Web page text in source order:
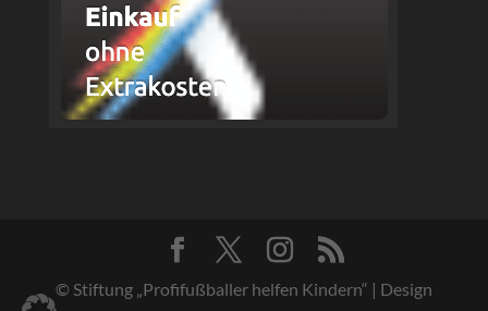
© Stiftung „Profifußballer helfen Kindern“ | Design